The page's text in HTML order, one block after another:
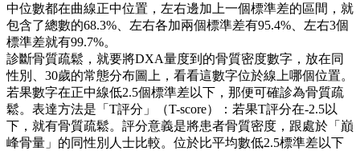
中位數都在曲線正中位置，左右邊加上一個標準差的區間，就
包含了總數的68.3%、左右各加兩個標準差有95.4%、左右3個
標準差就有99.7%。
診斷骨質疏鬆，就要將DXA量度到的骨質密度數字，放在同
性別、30歲的常態分布圖上，看看這數字位於線上哪個位置。
若果數字在正中線低2.5個標準差以下，那便可確診為骨質疏
鬆。表達方法是「T評分」（T-score）：若果T評分在-2.5以
下，就有骨質疏鬆。評分意義是將患者骨質密度，跟處於「巔
峰骨量」的同性別人士比較。位於比平均數低2.5標準差以下